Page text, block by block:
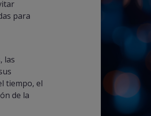
para
las
tiempo, el
de la